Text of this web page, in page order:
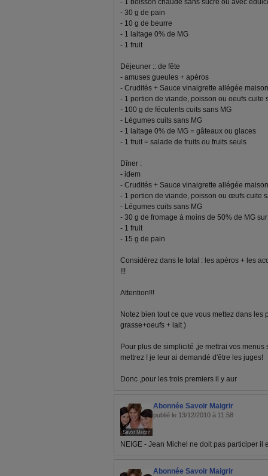
- 1 boisson chaude sans sucre ou avec
- 30 g de pain
- 10 g de beurre
- 1 laitage 0% de MG
- 1 fruit
Déjeuner :: de fête
- amuses gueules + apéros
- Crudités + Sauce vinaigrette allégée maison
- 1 portion de viande, poisson ou oeufs cuite
- 100 g de féculents cuits sans MG
- Légumes cuits sans MG
- 1 laitage 0% de MG = gâteaux ou glaces
- 1 fruit = salade de fruits ou fruits seuls
Dîner :
- idem
- Crudités + Sauce vinaigrette allégée maison
- 1 portion de viande, poisson ou œufs cuite
- Légumes cuits sans MG
- 30 g de fromage à moins de 50% de MG
- 1 fruit
- 15 g de pain
Considérez dans le total : les apéros + les
!!!
Attention!!!
Notez bien tout ce que vous mettez dans les
grasse+oeufs + lait )
Pour plus de simplicité ,je mettrai vos
mettrez ! je leur ai demandé d'être les juges!
Donc ,pour les trois premiers il y aur
Abonnée Savoir Maigrir
publié le 13/12/2010 à 11:58
NEIGE - Jean Michel ne doit pas participer il
Abonnée Savoir Maigrir